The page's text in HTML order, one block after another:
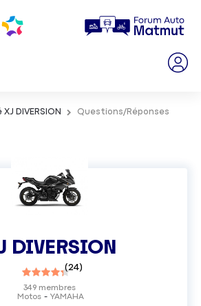
DIVERSION Questions/Réponses
DIVERSION
(24)
Motos YAMAHA
349 membres